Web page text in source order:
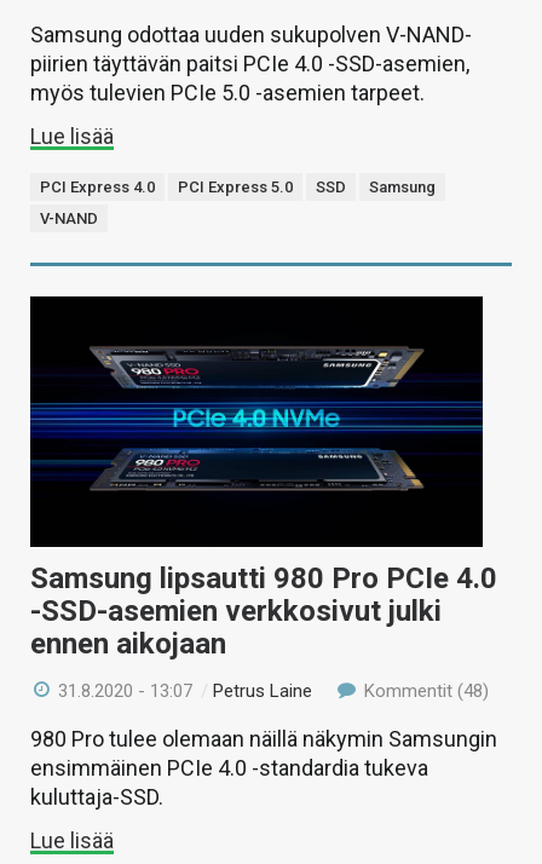
Samsung odottaa uuden sukupolven V-NAND-
piirien täyttävän paitsi PCIe 4.0 -SSD-asemien,
myös tulevien PCIe 5.0 -asemien tarpeet.
Lue lisää
PCI Express 4.0 PCI Express 5.0 SSD
Samsung
V-NAND
Samsung lipsautti 980 Pro PCIe 4.0
-SSD-asemien verkkosivut julki
ennen aikojaan
31.8.2020 - 13:07 / Petrus Laine Kommentit (48)
980 Pro tulee olemaan näillä näkymin Samsungin
ensimmäinen PCIe 4.0 -standardia tukeva
kuluttaja-SSD.
Lue lisää